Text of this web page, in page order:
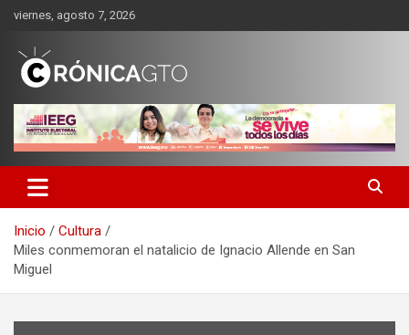
Saltar
contenido
viernes, agosto 7, 2026
CRONICA GUANAJUATO
Inicio
Cultura
Miles conmemoran el natalicio de Ignacio Allende en San
Miguel